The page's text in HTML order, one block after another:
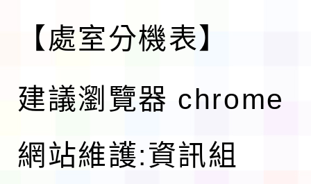
【處室分機表】
建議瀏覽器 chrome
網站維護:資訊組